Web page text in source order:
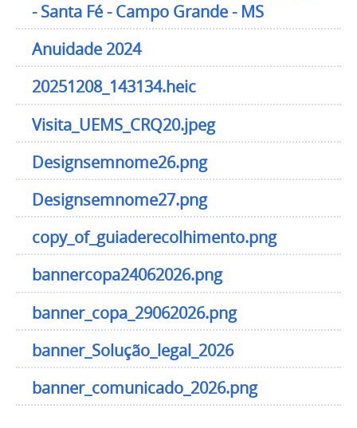
- Santa Fé - Campo Grande - MS
Anuidade 2024
20251208_143134.heic
Visita_UEMS_CRQ20.jpeg
Designsemnome26.png
Designsemnome27.png
copy_of_guiaderecolhimento.png
bannercopa24062026.png
banner_copa_29062026.png
banner_Solução_legal_2026
banner_comunicado_2026.png